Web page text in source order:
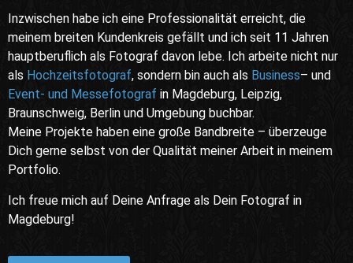
Inzwischen habe ich eine Professionalität erreicht, die
meinem breiten Kundenkreis gefällt und ich seit 11 Jahren
hauptberuflich als Fotograf davon lebe. Ich arbeite nicht nur
als Hochzeitsfotograf, sondern bin auch als Business– und
Event- und Messefotograf in Magdeburg, Leipzig,
Braunschweig, Berlin und Umgebung buchbar.
Meine Projekte haben eine große Bandbreite – überzeuge
Dich gerne selbst von der Qualität meiner Arbeit in meinem
Portfolio.
Ich freue mich auf Deine Anfrage als Dein Fotograf in
Magdeburg!